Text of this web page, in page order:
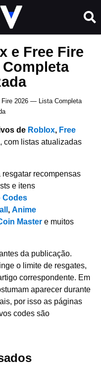
e Free Fire
Fire 2026 — Lista Completa
de Roblox, Free
, com listas atualizadas
recompensas
e itens
Codes
, Anime
Master e muitos
da publicação.
o limite de resgates,
correspondente. Em
aparecer durante
por isso as páginas
codes são